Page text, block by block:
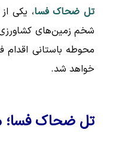
تل ضحاک فسا، یکی
شخم زمین‌های
محوطه باستانی اقدام
خواهد شد.
تل ضحاک فسا؛